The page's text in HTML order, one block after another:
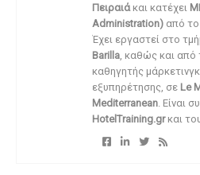
Πειραιά και κατέχει
Administration) από το
Έχει εργαστεί στο
Barilla , καθώς και
καθηγητής
εξυπηρέτησης, σε Le
Mediterranean . Είναι
HotelTraining.grκαι